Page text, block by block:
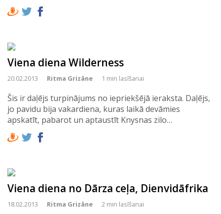
Viena diena Wilderness
20.02.2013 Ritma Grizāne 1 min lasīšanai
Šis ir daļējs turpinājums no iepriekšējā ieraksta. Daļējs,
jo pavidu bija vakardiena, kuras laikā devāmies
apskatīt, pabarot un aptaustīt Knysnas zilo…
Viena diena no Dārza ceļa, Dienvidāfrika
18.02.2013 Ritma Grizāne 2 min lasīšanai